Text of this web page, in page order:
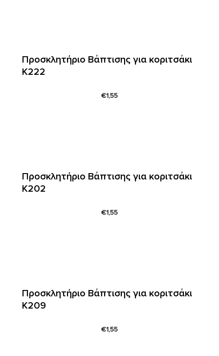
Προσκλητήριο Βάπτισης για κοριτσάκι
Κ222
€1,55
Προσκλητήριο Βάπτισης για κοριτσάκι
Κ202
€1,55
Προσκλητήριο Βάπτισης για κοριτσάκι
Κ209
€1,55